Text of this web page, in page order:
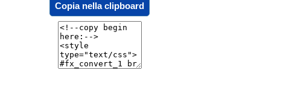
Copia nella clipboard